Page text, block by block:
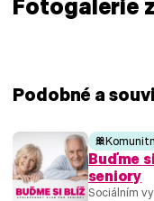
Fotogalerie
Podobné a
Buďme
seniory
Sociálním